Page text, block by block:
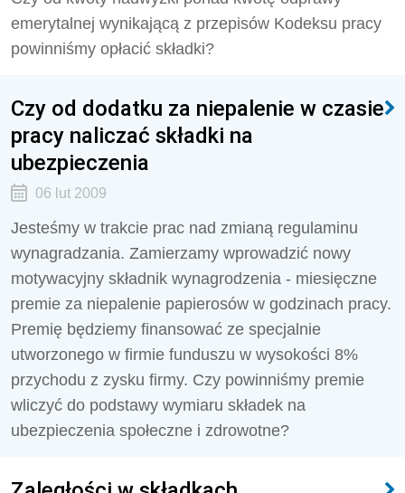
emerytalnej wynikającą z przepisów Kodeksu pracy
powinniśmy opłacić składki?
Czy od dodatku za niepalenie w czasie
pracy naliczać składki na
ubezpieczenia
06 lut 2009
Jesteśmy w trakcie prac nad zmianą regulaminu
wynagradzania. Zamierzamy wprowadzić nowy
motywacyjny składnik wynagrodzenia - miesięczne
premie za niepalenie papierosów w godzinach pracy.
Premię będziemy finansować ze specjalnie
utworzonego w firmie funduszu w wysokości 8%
przychodu z zysku firmy. Czy powinniśmy premie
wliczyć do podstawy wymiaru składek na
ubezpieczenia społeczne i zdrowotne?